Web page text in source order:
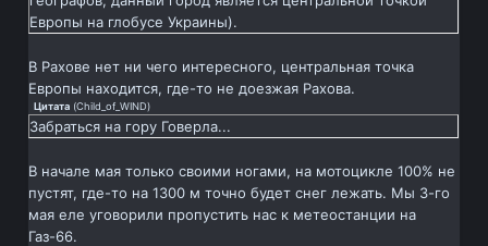
Европы на глобусе Украины).
В Рахове нет ни чего интересного, центральная точка
Европы находится, где-то не доезжая Рахова.
Цитата (Child_of_WIND)
Забраться на гору Говерла...
В начале мая только своими ногами, на мотоцикле 100% не
пустят, где-то на 1300 м точно будет снег лежать. Мы 3-го
мая еле уговорили пропустить нас к метеостанции на
Газ-66.